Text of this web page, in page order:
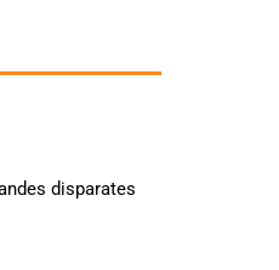
disparates